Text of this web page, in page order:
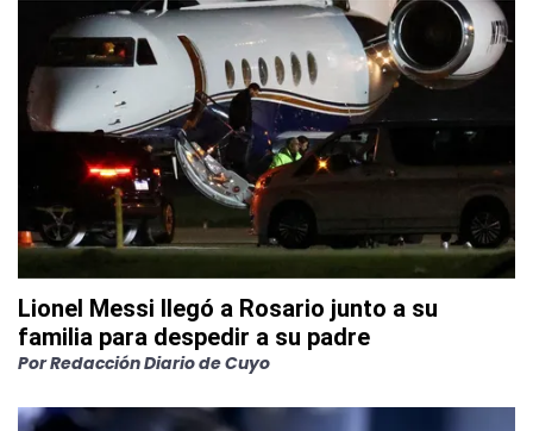
Lionel Messi llegó a Rosario junto a su
familia para despedir a su padre
PorRedacción Diario de Cuyo